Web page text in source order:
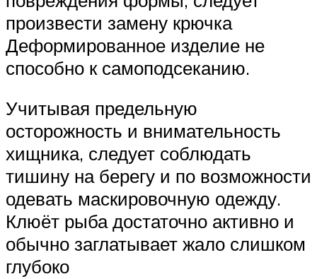
произвести замену крючка
Деформированное изделие не
способно к самоподсеканию.
Учитывая предельную
осторожность и внимательность
хищника, следует соблюдать
тишину на берегу и по возможности
одевать маскировочную одежду.
Клюёт рыба достаточно активно и
обычно заглатывает жало слишком
глубоко